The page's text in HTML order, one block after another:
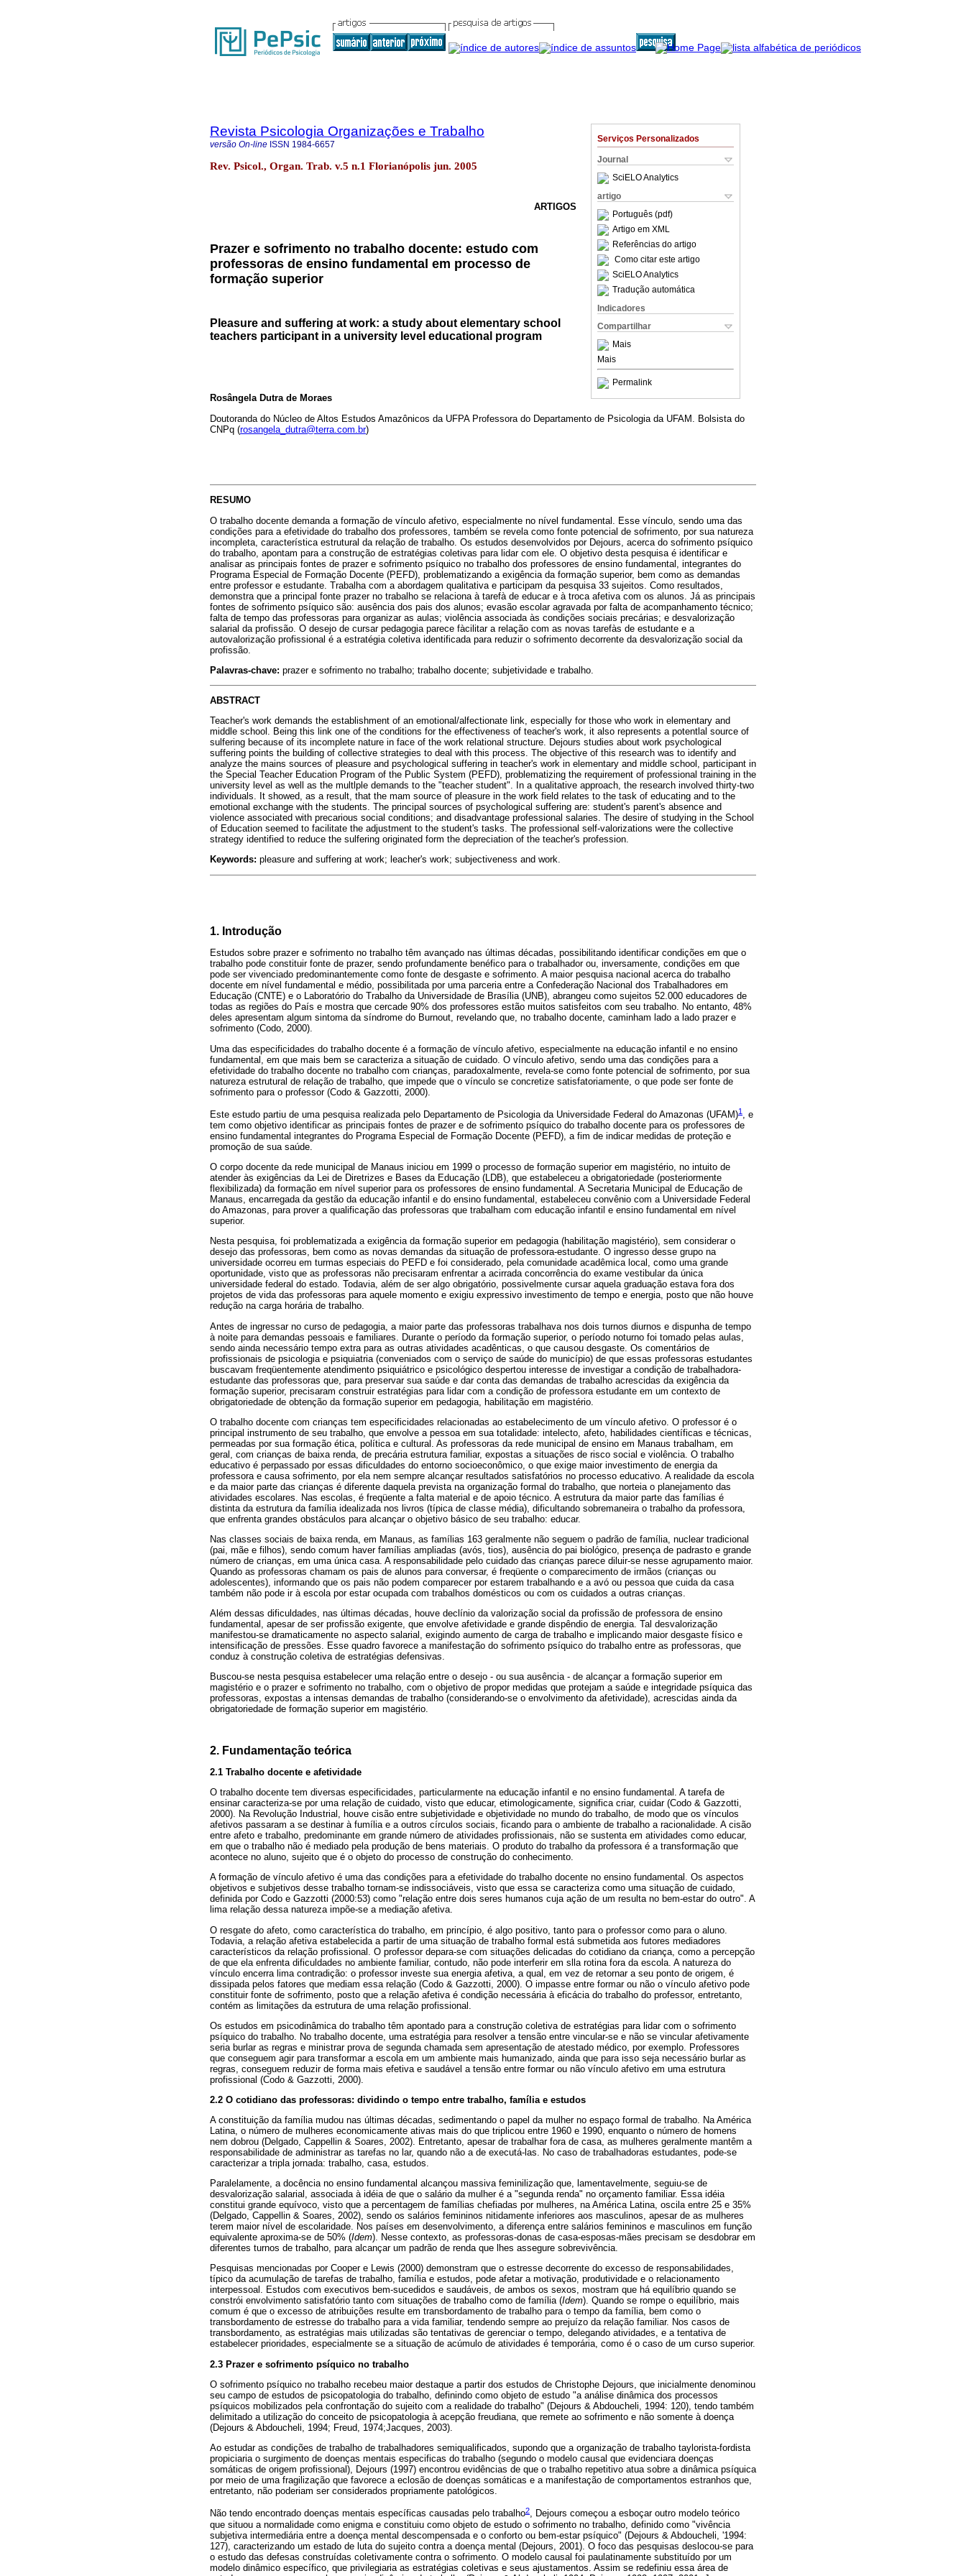
Serviços Personalizados
Journal
SciELO Analytics
artigo
Português (pdf)
Artigo em XML
Referências do artigo
Como citar este artigo
SciELO Analytics
Tradução automática
Indicadores
Compartilhar
Mais
Mais
Permalink
Revista Psicologia Organizações e Trabalho
versão On-line ISSN 1984-6657
Rev. Psicol., Organ. Trab. v.5 n.1 Florianópolis jun. 2005
ARTIGOS
Prazer e sofrimento no trabalho docente: estudo com
professoras de ensino fundamental em processo de
formação superior
Pleasure and suffering at work: a study about elementary school
teachers participant in a university level educational program
Rosângela Dutra de Moraes
Doutoranda do Núcleo de Altos Estudos Amazônicos da UFPA Professora do Departamento de Psicologia da UFAM. Bolsista do
CNPq (rosangela_dutra@terra.com.br)
RESUMO
O trabalho docente demanda a formação de vínculo afetivo, especialmente no nível fundamental. Esse vínculo, sendo uma das
condições para a efetividade do trabalho dos professores, também se revela como fonte potencial de sofrimento, por sua natureza
incompleta, característica estrutural da relação de trabalho. Os estudos desenvolvidos por Dejours, acerca do sofrimento psíquico
do trabalho, apontam para a construção de estratégias coletivas para lidar com ele. O objetivo desta pesquisa é identificar e
analisar as principais fontes de prazer e sofrimento psíquico no trabalho dos professores de ensino fundamental, integrantes do
Programa Especial de Formação Docente (PEFD), problematizando a exigência da formação superior, bem como as demandas
entre professor e estudante. Trabalha com a abordagem qualitativa e participam da pesquisa 33 sujeitos. Como resultados,
demonstra que a principal fonte prazer no trabalho se relaciona à tarefà de educar e à troca afetiva com os alunos. Já as principais
fontes de sofrimento psíquico são: ausência dos pais dos alunos; evasão escolar agravada por falta de acompanhamento técnico;
falta de tempo das professoras para organizar as aulas; violência associada às condições sociais precárias; e desvalorização
salarial da profissão. O desejo de cursar pedagogia parece fàcilitar a relação com as novas tarefàs de estudante e a
autovalorização profissional é a estratégia coletiva identificada para reduzir o sofrimento decorrente da desvalorização social da
profissão.
Palavras-chave: prazer e sofrimento no trabalho; trabalho docente; subjetividade e trabalho.
ABSTRACT
Teacher's work demands the establishment of an emotional/alfectionate link, especially for those who work in elementary and
middle school. Being this link one of the conditions for the effectiveness of teacher's work, it also represents a potentlal source of
sulfering because of its incomplete nature in face of the work relational structure. Dejours studies about work psychological
suffering points the building of collective strategies to deal with this process. The objective of this research was to identify and
analyze the mains sources of pleasure and psychological suffering in teacher's work in elementary and middle school, participant in
the Special Teacher Education Program of the Public System (PEFD), problematizing the requirement of professional training in the
university level as well as the multlple demands to the "teacher student". In a qualitative approach, the research involved thirty-two
individuals. It showed, as a result, that the mam source of pleasure in the work field relates to the task of educating and to the
emotional exchange with the students. The principal sources of psychological suffering are: student's parent's absence and
violence associated with precarious social conditions; and disadvantage professional salaries. The desire of studying in the School
of Education seemed to facilitate the adjustment to the student's tasks. The professional self-valorizations were the collective
strategy identified to reduce the sulfering originated form the depreciation of the teacher's profession.
Keywords: pleasure and suffering at work; leacher's work; subjectiveness and work.
1. Introdução
Estudos sobre prazer e sofrimento no trabalho têm avançado nas últimas décadas, possibilitando identificar condições em que o
trabalho pode constituir fonte de prazer, sendo profundamente benéfico para o trabalhador ou, inversamente, condições em que
pode ser vivenciado predominantemente como fonte de desgaste e sofrimento. A maior pesquisa nacional acerca do trabalho
docente em nível fundamental e médio, possibilitada por uma parceria entre a Confederação Nacional dos Trabalhadores em
Educação (CNTE) e o Laboratório do Trabalho da Universidade de Brasília (UNB), abrangeu como sujeitos 52.000 educadores de
todas as regiões do País e mostra que cercade 90% dos professores estão muitos satisfeitos com seu trabalho. No entanto, 48%
deles apresentam algum sintoma da síndrome do Burnout, revelando que, no trabalho docente, caminham lado a lado prazer e
sofrimento (Codo, 2000).
Uma das especificidades do trabalho docente é a formação de vínculo afetivo, especialmente na educação infantil e no ensino
fundamental, em que mais bem se caracteriza a situação de cuidado. O vínculo afetivo, sendo uma das condições para a
efetividade do trabalho docente no trabalho com crianças, paradoxalmente, revela-se como fonte potencial de sofrimento, por sua
natureza estrutural de relação de trabalho, que impede que o vínculo se concretize satisfatoriamente, o que pode ser fonte de
sofrimento para o professor (Codo & Gazzotti, 2000).
Este estudo partiu de uma pesquisa realizada pelo Departamento de Psicologia da Universidade Federal do Amazonas (UFAM)1 , e
tem como objetivo identificar as principais fontes de prazer e de sofrimento psíquico do trabalho docente para os professores de
ensino fundamental integrantes do Programa Especial de Formação Docente (PEFD), a fim de indicar medidas de proteção e
promoção de sua saúde.
O corpo docente da rede municipal de Manaus iniciou em 1999 o processo de formação superior em magistério, no intuito de
atender às exigências da Lei de Diretrizes e Bases da Educação (LDB), que estabeleceu a obrigatoriedade (posteriormente
flexibilizada) da formação em nível superior para os professores de ensino fundamental. A Secretaria Municipal de Educação de
Manaus, encarregada da gestão da educação infantil e do ensino fundamental, estabeleceu convênio com a Universidade Federal
do Amazonas, para prover a qualificação das professoras que trabalham com educação infantil e ensino fundamental em nível
superior.
Nesta pesquisa, foi problematizada a exigência da formação superior em pedagogia (habilitação magistério), sem considerar o
desejo das professoras, bem como as novas demandas da situação de professora-estudante. O ingresso desse grupo na
universidade ocorreu em turmas especiais do PEFD e foi considerado, pela comunidade acadêmica local, como uma grande
oportunidade, visto que as professoras não precisaram enfrentar a acirrada concorrência do exame vestibular da única
universidade federal do estado. Todavia, além de ser algo obrigatório, possivelmente cursar aquela graduação estava fora dos
projetos de vida das professoras para aquele momento e exigiu expressivo investimento de tempo e energia, posto que não houve
redução na carga horária de trabalho.
Antes de ingressar no curso de pedagogia, a maior parte das professoras trabalhava nos dois turnos diurnos e dispunha de tempo
à noite para demandas pessoais e familiares. Durante o período da formação superior, o período noturno foi tomado pelas aulas,
sendo ainda necessário tempo extra para as outras atividades acadênticas, o que causou desgaste. Os comentários de
profissionais de psicologia e psiquiatria (conveniados com o serviço de saúde do município) de que essas professoras estudantes
buscavam freqüentemente atendimento psiquiátrico e psicológico despertou interesse de investigar a condição de trabalhadora-
estudante das professoras que, para preservar sua saúde e dar conta das demandas de trabalho acrescidas da exigência da
formação superior, precisaram construir estratégias para lidar com a condição de professora estudante em um contexto de
obrigatoriedade de obtenção da formação superior em pedagogia, habilitação em magistério.
O trabalho docente com crianças tem especificidades relacionadas ao estabelecimento de um vínculo afetivo. O professor é o
principal instrumento de seu trabalho, que envolve a pessoa em sua totalidade: intelecto, afeto, habilidades científicas e técnicas,
permeadas por sua formação ética, política e cultural. As professoras da rede municipal de ensino em Manaus trabalham, em
geral, com crianças de baixa renda, de precária estrutura familiar, expostas a situações de risco social e violência. O trabalho
educativo é perpassado por essas dificuldades do entorno socioeconômico, o que exige maior investimento de energia da
professora e causa sofrimento, por ela nem sempre alcançar resultados satisfatórios no processo educativo. A realidade da escola
e da maior parte das crianças é diferente daquela prevista na organização formal do trabalho, que norteia o planejamento das
atividades escolares. Nas escolas, é freqüente a falta material e de apoio técnico. A estrutura da maior parte das famílias é
distinta da estrutura da família idealizada nos livros (típica de classe média), dificultando sobremaneira o trabalho da professora,
que enfrenta grandes obstáculos para alcançar o objetivo básico de seu trabalho: educar.
Nas classes sociais de baixa renda, em Manaus, as famílias 163 geralmente não seguem o padrão de família, nuclear tradicional
(pai, mãe e filhos), sendo comum haver famílias ampliadas (avós, tios), ausência do pai biológico, presença de padrasto e grande
número de crianças, em uma única casa. A responsabilidade pelo cuidado das crianças parece diluir-se nesse agrupamento maior.
Quando as professoras chamam os pais de alunos para conversar, é freqüente o comparecimento de irmãos (crianças ou
adolescentes), informando que os pais não podem comparecer por estarem trabalhando e a avó ou pessoa que cuida da casa
também não pode ir à escola por estar ocupada com trabalhos domésticos ou com os cuidados a outras crianças.
Além dessas dificuldades, nas últimas décadas, houve declínio da valorização social da profissão de professora de ensino
fundamental, apesar de ser profissão exigente, que envolve afetividade e grande dispêndio de energia. Tal desvalorização
manifestou-se dramaticamente no aspecto salarial, exigindo aumento de carga de trabalho e implicando maior desgaste físico e
intensificação de pressões. Esse quadro favorece a manifestação do sofrimento psíquico do trabalho entre as professoras, que
conduz à construção coletiva de estratégias defensivas.
Buscou-se nesta pesquisa estabelecer uma relação entre o desejo - ou sua ausência - de alcançar a formação superior em
magistério e o prazer e sofrimento no trabalho, com o objetivo de propor medidas que protejam a saúde e integridade psíquica das
professoras, expostas a intensas demandas de trabalho (considerando-se o envolvimento da afetividade), acrescidas ainda da
obrigatoriedade de formação superior em magistério.
2. Fundamentação teórica
2.1 Trabalho docente e afetividade
O trabalho docente tem diversas especificidades, particularmente na educação infantil e no ensino fundamental. A tarefa de
ensinar caracteriza-se por uma relação de cuidado, visto que educar, etimologicamente, significa criar, cuidar (Codo & Gazzotti,
2000). Na Revolução Industrial, houve cisão entre subjetividade e objetividade no mundo do trabalho, de modo que os vínculos
afetivos passaram a se destinar à fumília e a outros círculos sociais, ficando para o ambiente de trabalho a racionalidade. A cisão
entre afeto e trabalho, predominante em grande número de atividades profissionais, não se sustenta em atividades como educar,
em que o trabalho não é mediado pela produção de bens materiais. O produto do trabalho da professora é a transformação que
acontece no aluno, sujeito que é o objeto do processo de construção do conhecimento.
A formação de vínculo afetivo é uma das condições para a efetividade do trabalho docente no ensino fundamental. Os aspectos
objetivos e subjetivos desse trabalho tornam-se indissociáveis, visto que essa se caracteriza como uma situação de cuidado,
definida por Codo e Gazzotti (2000:53) como "relação entre dois seres humanos cuja ação de um resulta no bem-estar do outro". A
lima relação dessa natureza impõe-se a mediação afetiva.
O resgate do afeto, como característica do trabalho, em princípio, é algo positivo, tanto para o professor como para o aluno.
Todavia, a relação afetiva estabelecida a partir de uma situação de trabalho formal está submetida aos futores mediadores
característicos da relação profissional. O professor depara-se com situações delicadas do cotidiano da criança, como a percepção
de que ela enfrenta dificuldades no ambiente familiar, contudo, não pode interferir em slla rotina fora da escola. A natureza do
vínculo encerra lima contradição: o professor investe sua energia afetiva, a qual, em vez de retornar a seu ponto de origem, é
dissipada pelos fatores que mediam essa relação (Codo & Gazzotti, 2000). O impasse entre formar ou não o vínculo afetivo pode
constituir fonte de sofrimento, posto que a relação afetiva é condição necessária à eficácia do trabalho do professor, entretanto,
contém as limitações da estrutura de uma relação profissional.
Os estudos em psicodinâmica do trabalho têm apontado para a construção coletiva de estratégias para lidar com o sofrimento
psíquico do trabalho. No trabalho docente, uma estratégia para resolver a tensão entre vincular-se e não se vincular afetivamente
seria burlar as regras e ministrar prova de segunda chamada sem apresentação de atestado médico, por exemplo. Professores
que conseguem agir para transformar a escola em um ambiente mais humanizado, ainda que para isso seja necessário burlar as
regras, conseguem reduzir de forma mais efetiva e saudável a tensão entre formar ou não vínculo afetivo em uma estrutura
profissional (Codo & Gazzotti, 2000).
2.2 O cotidiano das professoras: dividindo o tempo entre trabalho, família e estudos
A constituição da família mudou nas últimas décadas, sedimentando o papel da mulher no espaço formal de trabalho. Na América
Latina, o número de mulheres economicamente ativas mais do que triplicou entre 1960 e 1990, enquanto o número de homens
nem dobrou (Delgado, Cappellin & Soares, 2002). Entretanto, apesar de trabalhar fora de casa, as mulheres geralmente mantêm a
responsabilidade de administrar as tarefas no lar, quando não a de executá-las. No caso de trabalhadoras estudantes, pode-se
caracterizar a tripla jornada: trabalho, casa, estudos.
Paralelamente, a docência no ensino fundamental alcançou massiva feminilização que, lamentavelmente, seguiu-se de
desvalorização salarial, associada à idéia de que o salário da mulher é a "segunda renda" no orçamento familiar. Essa idéia
constitui grande equívoco, visto que a percentagem de famílias chefiadas por mulheres, na América Latina, oscila entre 25 e 35%
(Delgado, Cappellin & Soares, 2002), sendo os salários femininos nitidamente inferiores aos masculinos, apesar de as mulheres
terem maior nível de escolaridade. Nos países em desenvolvimento, a diferença entre salários femininos e masculinos em função
equivalente aproxima-se de 50% (Idem). Nesse contexto, as professoras-donas de casa-esposas-mães precisam se desdobrar em
diferentes turnos de trabalho, para alcançar um padrão de renda que lhes assegure sobrevivência.
Pesquisas mencionadas por Cooper e Lewis (2000) demonstram que o estresse decorrente do excesso de responsabilidades,
típico da acumulação de tarefas de trabalho, família e estudos, pode afetar a motivação, produtividade e o relacionamento
interpessoal. Estudos com executivos bem-sucedidos e saudáveis, de ambos os sexos, mostram que há equilíbrio quando se
constrói envolvimento satisfatório tanto com situações de trabalho como de família (Idem). Quando se rompe o equilíbrio, mais
comum é que o excesso de atribuições resulte em transbordamento de trabalho para o tempo da família, bem como o
transbordamento de estresse do trabalho para a vida familiar, tendendo sempre ao prejuízo da relação familiar. Nos casos de
transbordamento, as estratégias mais utilizadas são tentativas de gerenciar o tempo, delegando atividades, e a tentativa de
estabelecer prioridades, especialmente se a situação de acúmulo de atividades é temporária, como é o caso de um curso superior.
2.3 Prazer e sofrimento psíquico no trabalho
O sofrimento psíquico no trabalho recebeu maior destaque a partir dos estudos de Christophe Dejours, que inicialmente denominou
seu campo de estudos de psicopatologia do trabalho, definindo como objeto de estudo "a análise dinâmica dos processos
psíquicos mobilizados pela confrontação do sujeito com a realidade do trabalho" (Dejours & Abdoucheli, 1994: 120), tendo também
delimitado a utilização do conceito de psicopatologia à acepção freudiana, que remete ao sofrimento e não somente à doença
(Dejours & Abdoucheli, 1994; Freud, 1974;Jacques, 2003).
Ao estudar as condições de trabalho de trabalhadores semiqualificados, supondo que a organização de trabalho taylorista-fordista
propiciaria o surgimento de doenças mentais especificas do trabalho (segundo o modelo causal que evidenciara doenças
somáticas de origem profissional), Dejours (1997) encontrou evidências de que o trabalho repetitivo atua sobre a dinâmica psíquica
por meio de uma fragilização que favorece a eclosão de doenças somáticas e a manifestação de comportamentos estranhos que,
entretanto, não poderiam ser considerados propriamente patológicos.
Não tendo encontrado doenças mentais específicas causadas pelo trabalho2, Dejours começou a esboçar outro modelo teórico
que situou a normalidade como enigma e constituiu como objeto de estudo o sofrimento no trabalho, definido como "vivência
subjetiva intermediária entre a doença mental descompensada e o conforto ou bem-estar psíquico" (Dejours & Abdoucheli, '1994:
127), caracterizando um estado de luta do sujeito contra a doença mental (Dejours, 2001). O foco das pesquisas deslocou-se para
o estudo das defesas construídas coletivamente contra o sofrimento. O modelo causal foi paulatinamente substituído por um
modelo dinâmico específico, que privilegiaria as estratégias coletivas e seus ajustamentos. Assim se redefiniu essa área de